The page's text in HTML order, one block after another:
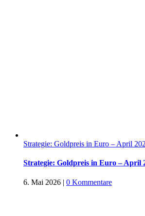
Strategie: Goldpreis in Euro – April
Strategie: Goldpreis in Euro – April
6. Mai 2026 | 0 Kommentare